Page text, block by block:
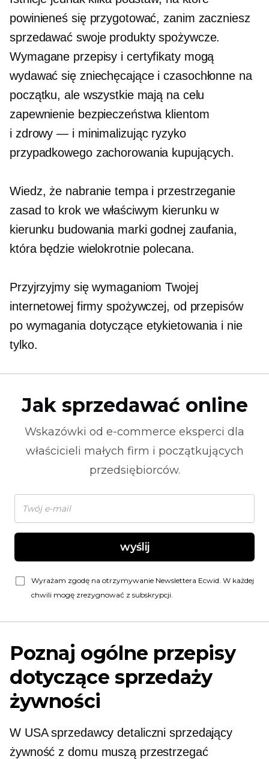
powinieneś się przygotować, zanim zaczniesz
sprzedawać swoje produkty spożywcze.
Wymagane przepisy i certyfikaty mogą
wydawać się zniechęcające iczasochłonne na
początku, ale wszystkie mają na celu
zapewnienie bezpieczeństwa klientom
i zdrowy — iminimalizując ryzyko
przypadkowego zachorowania kupujących.
Wiedz, że nabranie tempa i przestrzeganie
zasad to krok we właściwym kierunku w
kierunku budowania marki godnej zaufania,
która będzie wielokrotnie polecana.
Przyjrzyjmy się wymaganiom Twojej
internetowej firmy spożywczej, od przepisów
po wymagania dotyczące etykietowania i nie
tylko.
Jak sprzedawać online
Wskazówki od e-commerce eksperci dla
właścicieli małych firm i początkujących
przedsiębiorców.
wyślij
Wyrażam zgodę na otrzymywanie Newslettera Ecwid. W każdej
chwili mogę zrezygnować z subskrypcji.
Poznaj ogólne przepisy
dotyczące sprzedaży
żywności
W USA sprzedawcy detaliczni sprzedający
żywność z domu muszą przestrzegać